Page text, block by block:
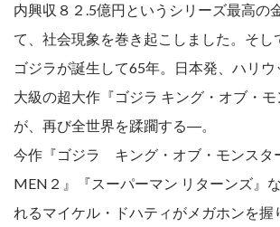
内興収８２.5億円というシリーズ最高の
て、社会現象を巻き起こしました。そし
ゴジラが誕生して65年。日本発、ハリ
大級の超大作『ゴジラ キング・オブ・モ
が、再び全世界を蹂躙する―。
今作『ゴジラ キング・オブ・モンスタ
MEN２』『スーパーマン リターンズ』
れるマイケル・ドハティがメガホンを握